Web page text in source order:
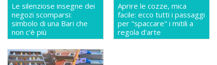
Le silenziose insegne dei
negozi scomparsi:
simbolo di una Bari che
non c'è più
Aprire le cozze, mica
facile: ecco tutti i passaggi
per "spaccare" i mitili a
regola d'arte